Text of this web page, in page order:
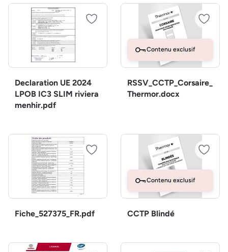
Declaration UE 2024
LPOB IC3 SLIM riviera
menhir.pdf
Contenu exclusif
RSSV_CCTP_Corsaire_
Thermor.docx
Fiche_527375_FR.pdf
Contenu exclusif
CCTP Blindé